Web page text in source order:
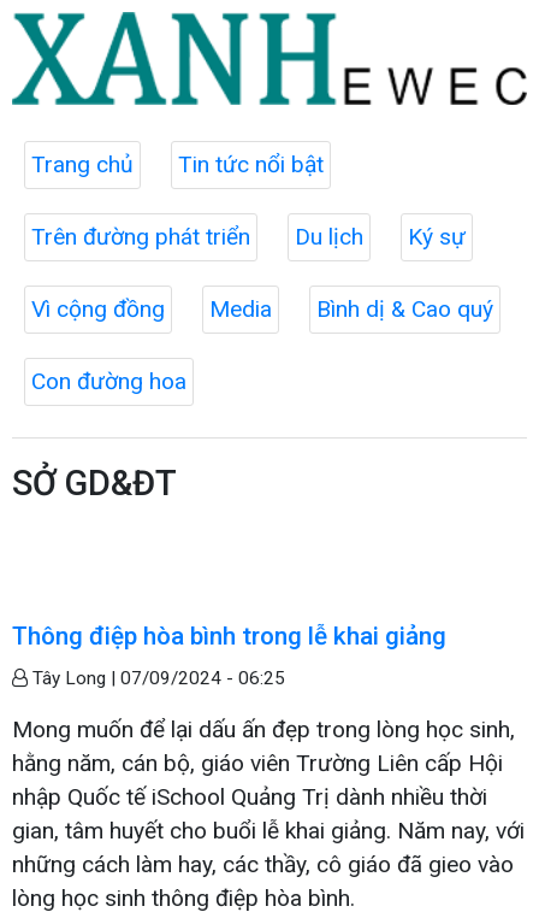
Trang chủ Tin tức nổi bật
Trên đường phát triển Du lịch Ký sự
Vì cộng đồng Media Bình dị & Cao quý
Con đường hoa
SỞ GD&ĐT
Thông điệp hòa bình trong lễ khai giảng
Tây Long | 07/09/2024 - 06:25
Mong muốn để lại dấu ấn đẹp trong lòng học sinh,
hằng năm, cán bộ, giáo viên Trường Liên cấp Hội
nhập Quốc tế iSchool Quảng Trị dành nhiều thời
gian, tâm huyết cho buổi lễ khai giảng. Năm nay, với
những cách làm hay, các thầy, cô giáo đã gieo vào
lòng học sinh thông điệp hòa bình.